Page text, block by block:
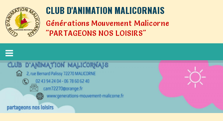
CLUB D'ANIMATION MALICORNAIS
Générations Mouvement Malicorne
"PARTAGEONS NOS LOISIRS"